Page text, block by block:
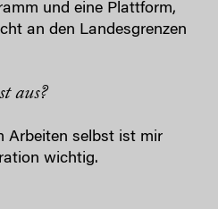
und eine Plattform,
an den Landesgrenzen
aus?
Arbeiten selbst ist mir
wichtig.